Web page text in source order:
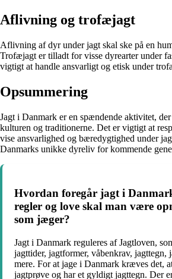
Aflivning og trofæjagt
Aflivning af dyr under jagt skal ske på en
Trofæjagt er tilladt for visse dyrearter under
vigtigt at handle ansvarligt og etisk under
Opsummering
Jagt i Danmark er en spændende aktivitet,
kulturen og traditionerne. Det er vigtigt at
vise ansvarlighed og bæredygtighed under
Danmarks unikke dyreliv for kommende
Hvordan foregår jagt i
regler og love skal man være
som jæger?
Jagt i Danmark reguleres af Jagtloven,
jagttider, jagtformer, våbenkrav, jagttegn,
mere. For at jage i Danmark kræves det,
jagtprøve og har et gyldigt jagttegn. Der